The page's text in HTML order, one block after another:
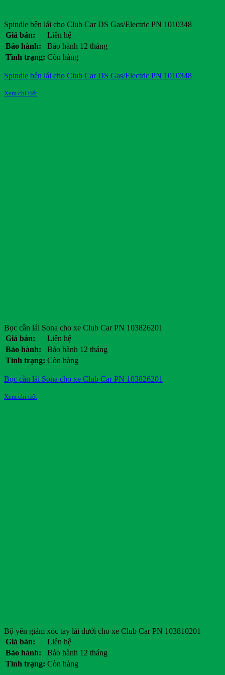
Spindle bên lái cho Club Car DS Gas/Electric PN 1010348
Giá bán:
Liên hệ
Bảo hành:
Bảo hành 12 tháng
Tình trạng: Còn hàng
Spindle bên lái cho Club Car DS Gas/Electric PN 1010348
Xem chi tiết
Bọc cần lái Sona cho xe Club Car PN 103826201
Giá bán:
Liên hệ
Bảo hành:
Bảo hành 12 tháng
Tình trạng: Còn hàng
Bọc cần lái Sona cho xe Club Car PN 103826201
Xem chi tiết
Bộ yên giảm xóc tay lái dưới cho xe Club Car PN 103810201
Giá bán:
Liên hệ
Bảo hành:
Bảo hành 12 tháng
Tình trạng: Còn hàng